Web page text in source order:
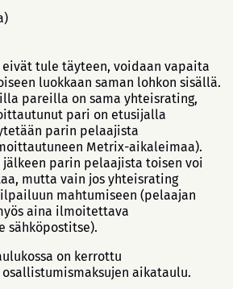
tule täyteen, voidaan vapaita
luokkaan saman lohkon sisällä.
pareilla on sama yhteisrating,
pari on etusijalla
parin pelaajista
Metrix-aikaleimaa).
parin pelaajista toisen voi
mutta vain jos yhteisrating
mahtumiseen (pelaajan
aina ilmoitettava
sähköpostitse).
on kerrottu
aikataulu.